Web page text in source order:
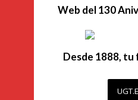
Web del 130
Desde 1888, tu